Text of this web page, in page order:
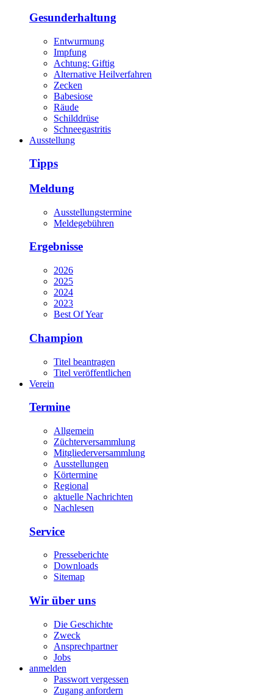
Gesunderhaltung
Entwurmung
Impfung
Achtung: Giftig
Alternative Heilverfahren
Zecken
Babesiose
Räude
Schilddrüse
Schneegastritis
Ausstellung
Tipps
Meldung
Ausstellungstermine
Meldegebühren
Ergebnisse
2026
2025
2024
2023
Best Of Year
Champion
Titel beantragen
Titel veröffentlichen
Verein
Termine
Allgemein
Züchterversammlung
Mitgliederversammlung
Ausstellungen
Körtermine
Regional
aktuelle Nachrichten
Nachlesen
Service
Presseberichte
Downloads
Sitemap
Wir über uns
Die Geschichte
Zweck
Ansprechpartner
Jobs
anmelden
Passwort vergessen
Zugang anfordern